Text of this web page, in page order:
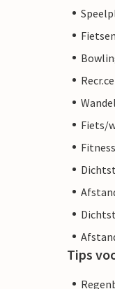
Fiets/
Tips